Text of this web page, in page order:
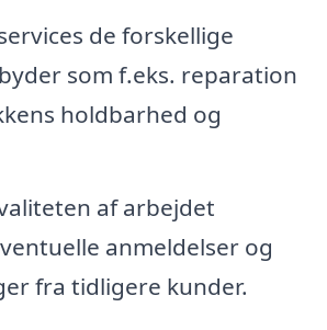
de forskellige
som f.eks. reparation
holdbarhed og
af arbejdet
anmeldelser og
fra tidligere kunder.